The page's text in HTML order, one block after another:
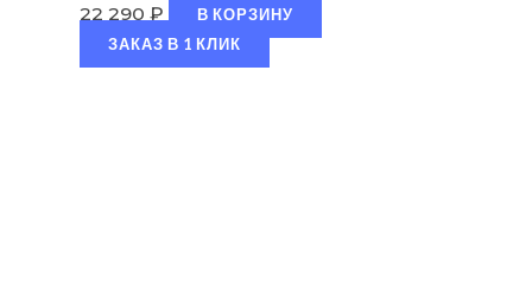
22 290 ₽
В КОРЗИНУ
ЗАКАЗ В 1 КЛИК